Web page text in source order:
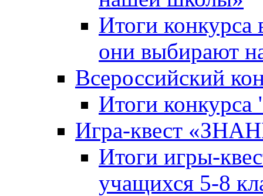
Итоги конкурса
они выбирают
Всероссийский
Итоги
Игра-квест
Итоги игры-
учащихся 5-8